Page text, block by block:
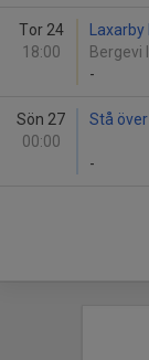
Tor 24
18:00
Bergevi
-
Sön 27
00:00
Stå
-